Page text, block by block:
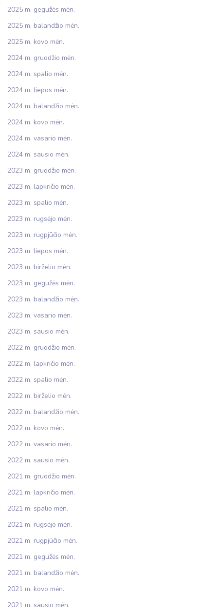
2025 m. gegužės mėn.
2025 m. balandžio mėn.
2025 m. kovo mėn.
2024 m. gruodžio mėn.
2024 m. spalio mėn.
2024 m. liepos mėn.
2024 m. balandžio mėn.
2024 m. kovo mėn.
2024 m. vasario mėn.
2024 m. sausio mėn.
2023 m. gruodžio mėn.
2023 m. lapkričio mėn.
2023 m. spalio mėn.
2023 m. rugsėjo mėn.
2023 m. rugpjūčio mėn.
2023 m. liepos mėn.
2023 m. birželio mėn.
2023 m. gegužės mėn.
2023 m. balandžio mėn.
2023 m. vasario mėn.
2023 m. sausio mėn.
2022 m. gruodžio mėn.
2022 m. lapkričio mėn.
2022 m. spalio mėn.
2022 m. birželio mėn.
2022 m. balandžio mėn.
2022 m. kovo mėn.
2022 m. vasario mėn.
2022 m. sausio mėn.
2021 m. gruodžio mėn.
2021 m. lapkričio mėn.
2021 m. spalio mėn.
2021 m. rugsėjo mėn.
2021 m. rugpjūčio mėn.
2021 m. gegužės mėn.
2021 m. balandžio mėn.
2021 m. kovo mėn.
2021 m. sausio mėn.